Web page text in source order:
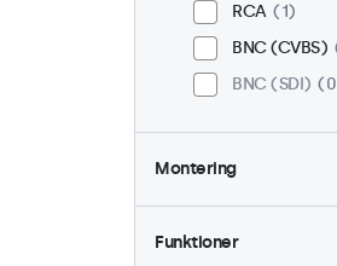
RCA
1
BNC (CVBS)
BNC (SDI)
0
Montering
Skrivbord
2
Vägg
Funktioner